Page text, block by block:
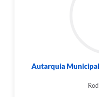
Autarquia